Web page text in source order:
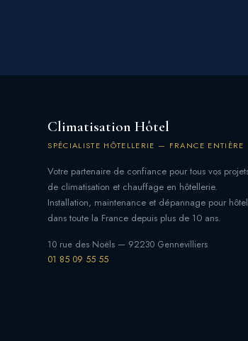
Climatisation Hôtel
SPÉCIALISTE HÔTELLERIE — FRANCE ENTIÈRE
Votre partenaire de confiance pour tous vos
de climatisation et chauffage en hôtellerie.
Installation, maintenance et dépannage pour
dans toute la France depuis plus de 10 ans.
10 rue des Noëls — 92230 Gennevilliers
01 85 09 55 55